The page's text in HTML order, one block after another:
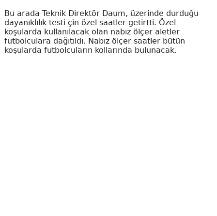
Bu arada Teknik Direktör Daum, üzerinde durduğu
dayanıklılık testi çin özel saatler getirtti. Özel
koşularda kullanılacak olan nabız ölçer aletler
futbolculara dağıtıldı. Nabız ölçer saatler bütün
koşularda futbolcuların kollarında bulunacak.